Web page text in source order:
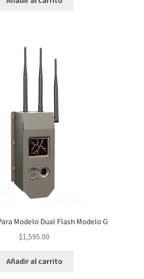
Modelo Dual Flash Modelo G
$1,595.00
Añadir al carrito